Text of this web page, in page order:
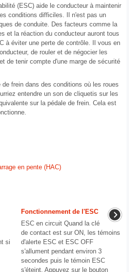
(ESC) aide le conducteur à maintenir
conditions difficiles. Il n'est pas un
de conduite. Des facteurs comme la
et la réaction du conducteur auront tous
à éviter une perte de contrôle. Il vous en
de rouler et de négocier les
de tenir compte d'une marge de sécurité
frein dans des conditions où les roues
entendre un son de cliquetis sur les
sur la pédale de frein. Cela est
en pente (HAC)
si
Fonctionnement de l'ESC
ESC en circuit Quand la clé
de contact est sur ON, les témoins
d'alerte ESC et ESC OFF
s'allument pendant environ 3
secondes puis le témoin ESC
s'éteint. Appuyez sur le bouton